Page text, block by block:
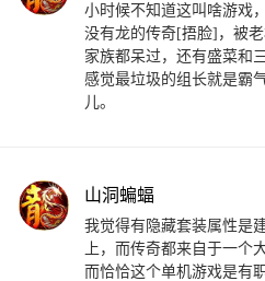
小时候不知道这叫啥游戏
没有龙的传奇[捂脸]，被
家族都呆过，还有盛菜和
感觉最垃圾的组长就是霸
儿。
山洞蝙蝠
我觉得有隐藏套装属性是
上，而传奇都来自于一个
而恰恰这个单机游戏是有